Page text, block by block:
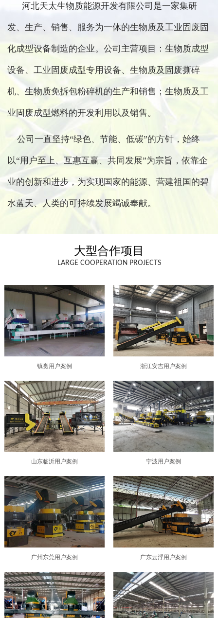
河北天太生物质能源开发有限公司是一家集研
发、生产、销售、服务为一体的生物质及工业固废固
化成型设备制造的企业。公司主营项目：生物质成型
设备、工业固废成型专用设备、生物质及固废撕碎
机、生物质免拆包粉碎机的生产和销售；生物质及工
业固废成型燃料的开发利用以及销售。
公司一直坚持“绿色、节能、低碳”的方针，始终
以“用户至上、互惠互赢、共同发展”为宗旨，依靠企
业的创新和进步，为实现国家的能源、营建祖国的碧
水蓝天、人类的可持续发展竭诚奉献。
大型合作项目
LARGE COOPERATION PROJECTS
镇赉用户案例 浙江安吉用户案例
山东临沂用户案例 宁波用户案例
广州东莞用户案例 广东云浮用户案例